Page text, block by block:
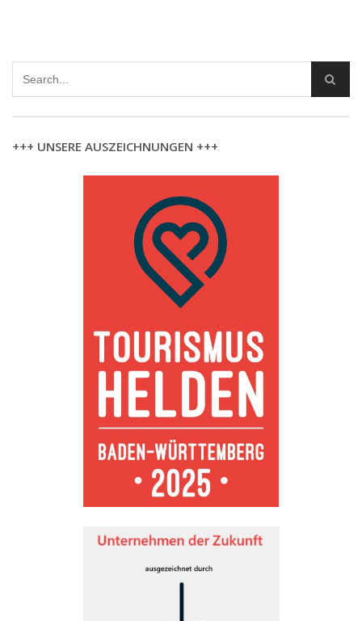
+++ UNSERE AUSZEICHNUNGEN +++